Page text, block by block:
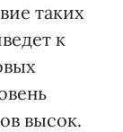
таких
к
высок.